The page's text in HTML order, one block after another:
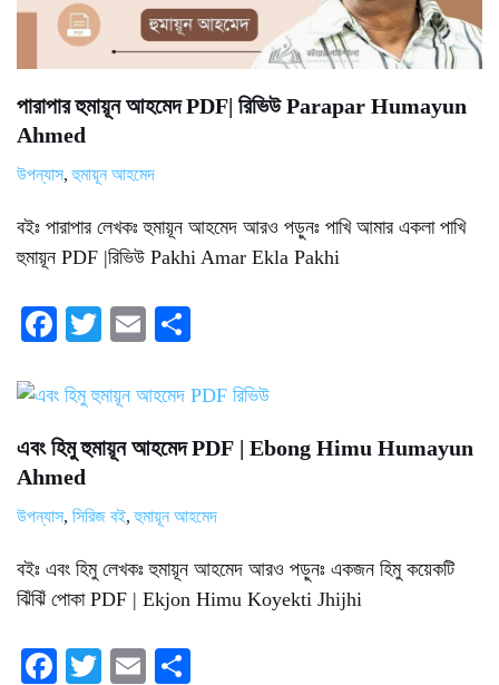
পারাপার হুমায়ূন আহমেদ PDF| রিভিউ Parapar Humayun
Ahmed
উপন্যাস,হুমায়ূন আহমেদ
বইঃ পারাপার লেখকঃ হুমায়ূন আহমেদ আরও পড়ুনঃ পাখি আমার একলা পাখি
হুমায়ূন PDF |রিভিউ Pakhi Amar Ekla Pakhi
Fa
bo
ok
T
tte
r
E
ail re
এবং হিমু হুমায়ূন আহমেদ PDF | Ebong Himu Humayun
Ahmed
উপন্যাস, সিরিজ বই,হুমায়ূন আহমেদ
বইঃ এবং হিমু লেখকঃ হুমায়ূন আহমেদ আরও পড়ুনঃ একজন হিমু কয়েকটি
ঝিঁঝিঁ পোকা PDF | Ekjon Himu Koyekti Jhijhi
Fa T
E